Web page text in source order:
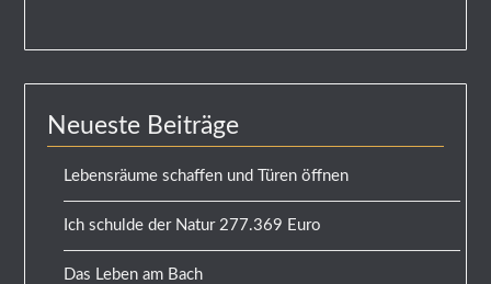
Neueste Beiträge
Lebensräume schaffen und Türen öffnen
Ich schulde der Natur 277.369 Euro
Das Leben am Bach